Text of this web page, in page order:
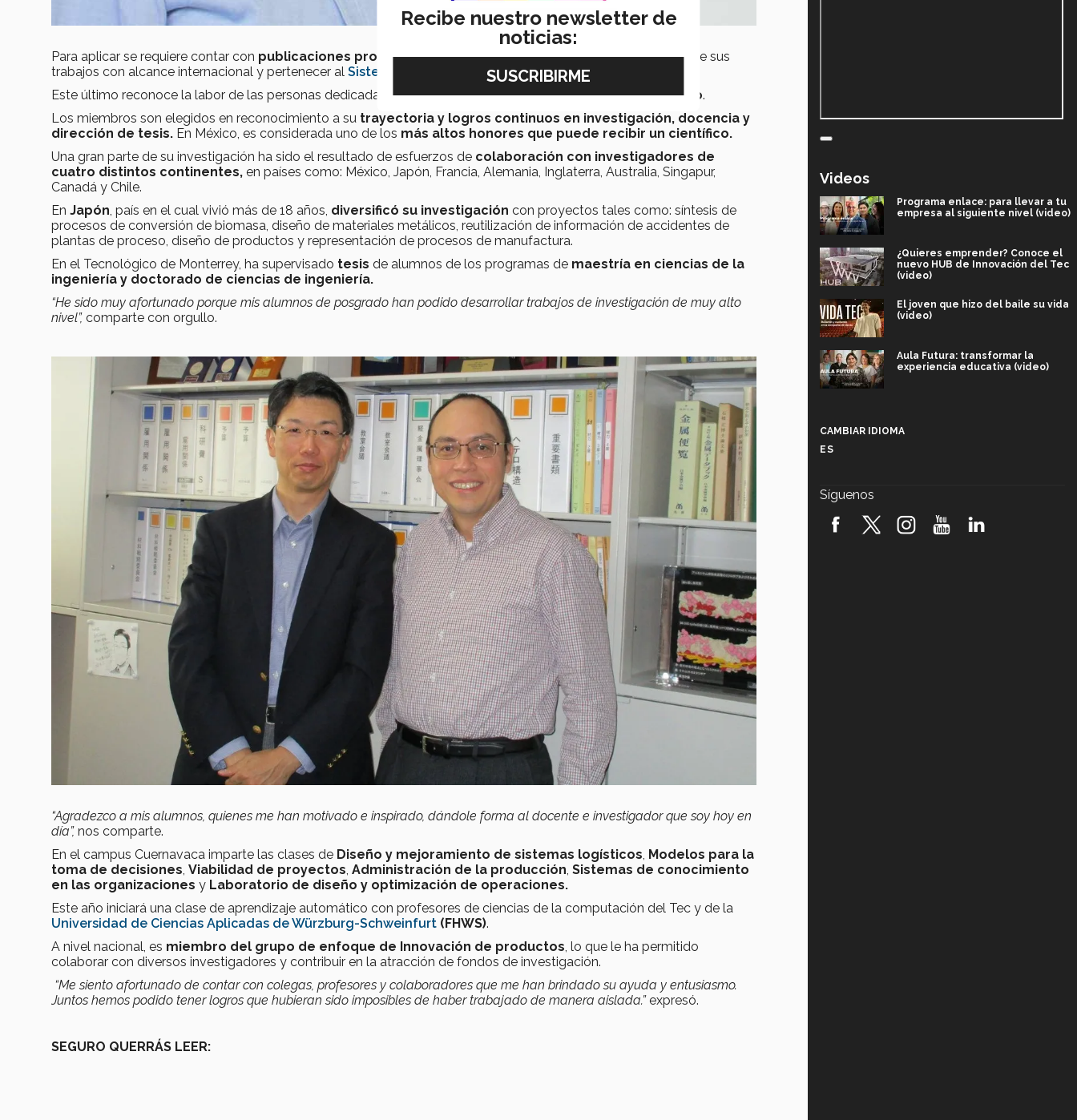
Para aplicar se requiere contar con publicaciones propias de calidad, haber obtenido distinciones y citas de sus
trabajos con alcance internacional y pertenecer al Sistema Nacional de Investigadores(SNI)
Este último reconoce la labor de las personas dedicadas a producirconocimiento científico y tecnológico.
Los miembros son elegidos en reconocimiento a su trayectoria y logros continuos en investigación, docencia y
dirección de tesis. En México, es considerada uno de los más altos honores que puede recibir un científico.
Una gran parte de su investigación ha sido el resultado de esfuerzos de colaboración con investigadores de
cuatro distintos continentes, en países como: México, Japón, Francia, Alemania, Inglaterra, Australia, Singapur,
Canadá y Chile.
En Japón, país en el cual vivió más de 18 años, diversificó su investigación con proyectos tales como: síntesis de
procesos de conversión de biomasa, diseño de materiales metálicos, reutilización de información de accidentes de
plantas de proceso, diseño de productos y representación de procesos de manufactura.
En el Tecnológico de Monterrey, ha supervisado tesis de alumnos de los programas de maestría en ciencias de la
ingeniería y doctorado de ciencias de ingeniería.
“He sido muy afortunado porque mis alumnos de posgrado han podido desarrollar trabajos de investigación de muy alto
nivel”, comparte con orgullo.
“Agradezco a mis alumnos, quienes me han motivado e inspirado, dándole forma al docente e investigador que soy hoy en
día”, nos comparte.
En el campus Cuernavaca imparte las clases de Diseño y mejoramiento de sistemas logísticos Modelos para la
toma de decisiones Viabilidad de proyectos Administración de la producción Sistemas de conocimiento
en las organizaciones y Laboratorio de diseño y optimización de operaciones.
Este año iniciará una clase de aprendizaje automático con profesores de ciencias de la computación del Tec y de la
Universidad de Ciencias Aplicadas de Würzburg-Schweinfurt (FHWS).
A nivel nacional, es miembro del grupo de enfoque de Innovación de productos , lo que le ha permitido
colaborar con diversos investigadores y contribuir en la atracción de fondos de investigación.
“Me siento afortunado de contar con colegas, profesores y colaboradores que me han brindado su ayuda y entusiasmo.
Juntos hemos podido tener logros que hubieran sido imposibles de haber trabajado de manera aislada.”expresó.
SEGURO QUERRÁS LEER:
Videos
Programa enlace: para llevar a tu
empresa al siguiente nivel (video)
¿Quieres emprender? Conoce el
nuevo HUB de Innovación del Tec
(video)
El joven que hizo del baile su vida
(video)
Aula Futura: transformar la
experiencia educativa (video)
robótica FIRST 2026! (video)
CAMBIAR IDIOMA
ES
Síguenos
Recibe nuestro newsletter de
noticias: